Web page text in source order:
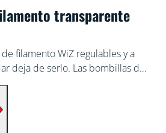
transparente
filamento WiZ regulables y a
deja de serlo. Las bombillas de
un toque decorativo incluso
pero son realmente atractivas
de colores y tonos de blanco,
más frío, todo ello con la forma